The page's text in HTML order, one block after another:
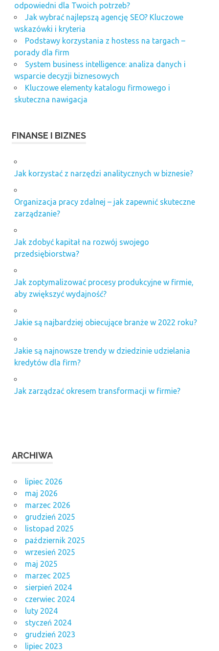
odpowiedni dla Twoich potrzeb?
Jak wybrać najlepszą agencję SEO? Kluczowe
wskazówki i kryteria
Podstawy korzystania z hostess na targach –
porady dla firm
System business intelligence: analiza danych i
wsparcie decyzji biznesowych
Kluczowe elementy katalogu firmowego i
skuteczna nawigacja
FINANSE I BIZNES
Jak korzystać z narzędzi analitycznych w biznesie?
Organizacja pracy zdalnej – jak zapewnić skuteczne
zarządzanie?
Jak zdobyć kapitał na rozwój swojego
przedsiębiorstwa?
Jak zoptymalizować procesy produkcyjne w firmie,
aby zwiększyć wydajność?
Jakie są najbardziej obiecujące branże w 2022 roku?
Jakie są najnowsze trendy w dziedzinie udzielania
kredytów dla firm?
Jak zarządzać okresem transformacji w firmie?
ARCHIWA
lipiec 2026
maj 2026
marzec 2026
grudzień 2025
listopad 2025
październik 2025
wrzesień 2025
maj 2025
marzec 2025
sierpień 2024
czerwiec 2024
luty 2024
styczeń 2024
grudzień 2023
lipiec 2023